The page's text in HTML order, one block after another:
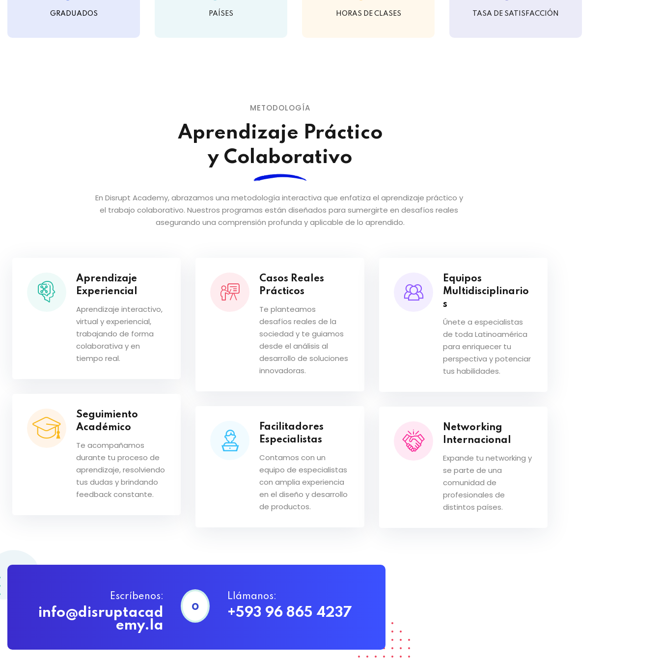
GRADUADOS PAÍSES HORAS DE CLASES TASA DE SATISFACCIÓN
METODOLOGÍA
Aprendizaje Práctico
y Colaborativo
En Disrupt Academy, abrazamos una metodología interactiva que enfatiza el aprendizaje práctico y
el trabajo colaborativo. Nuestros programas están diseñados para sumergirte en desafíos reales
asegurando una comprensión profunda y aplicable de lo aprendido.
Aprendizaje
Experiencial
Aprendizaje interactivo,
virtual y experiencial,
trabajando de forma
colaborativa y en
tiempo real.
Seguimiento
Académico
Te acompañamos
durante tu proceso de
aprendizaje, resolviendo
tus dudas y brindando
feedback constante.
Casos Reales
Prácticos
Te planteamos
desafíos reales de la
sociedad y te guiamos
desde el análisis al
desarrollo de soluciones
innovadoras.
Facilitadores
Especialistas
Contamos con un
equipo de especialistas
con amplia experiencia
en el diseño y desarrollo
de productos.
Equipos
Multidisciplinario
s
Únete a especialistas
de toda Latinoamérica
para enriquecer tu
perspectiva y potenciar
tus habilidades.
Networking
Internacional
Expande tu networking y
se parte de una
comunidad de
profesionales de
distintos países.
Escríbenos:
info@disruptacad
emy.la
o
Llámanos:
+593 96 865 4237